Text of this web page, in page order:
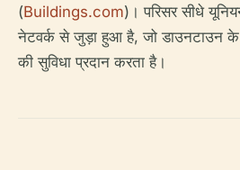
(Buildings.com)। परिसर सीधे
नेटवर्क से जुड़ा हुआ है, जो डाउनटाउन के
की सुविधा प्रदान करता है।